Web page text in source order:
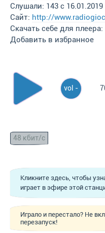
Слушали: 143 с
Сайт: http://
Скачать себе для плеера:
Добавить в избранное
vol -
48 кбит/с
Кликните здесь, чтобы
играет в эфире этой
Играло и перестало? Не
перезапуск!